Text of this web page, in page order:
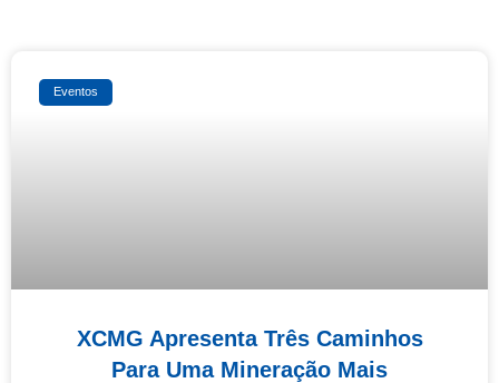
Eventos
XCMG Apresenta Três Caminhos
Para Uma Mineração Mais